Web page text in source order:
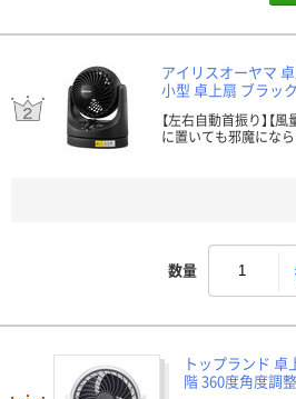
アイリスオーヤマ
小型 卓上扇 ブラッ
【左右自動首振り】【
に置いても邪魔になら
数量
トップランド
階 360度角度調整